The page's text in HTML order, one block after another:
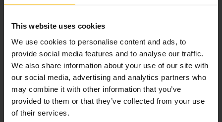
This website uses cookies
We use cookies to personalise content and ads, to
provide social media features and to analyse our traffic.
We also share information about your use of our site with
our social media, advertising and analytics partners who
may combine it with other information that you’ve
provided to them or that they’ve collected from your use
of their services.